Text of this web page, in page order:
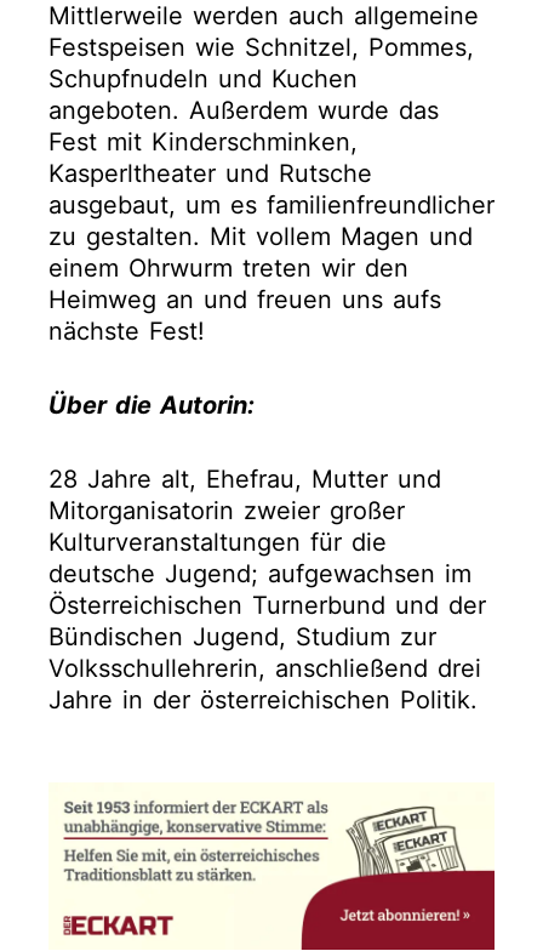
Mittlerweile werden auch allgemeine
Festspeisen wie Schnitzel, Pommes,
Schupfnudeln und Kuchen
angeboten. Außerdem wurde das
Fest mit Kinderschminken,
Kasperltheater und Rutsche
ausgebaut, um es familienfreundlicher
zu gestalten. Mit vollem Magen und
einem Ohrwurm treten wir den
Heimweg an und freuen uns aufs
nächste Fest!
Über die Autorin:
28 Jahre alt, Ehefrau, Mutter und
Mitorganisatorin zweier großer
Kulturveranstaltungen für die
deutsche Jugend; aufgewachsen im
Österreichischen Turnerbund und der
Bündischen Jugend, Studium zur
Volksschullehrerin, anschließend drei
Jahre in der österreichischen Politik.